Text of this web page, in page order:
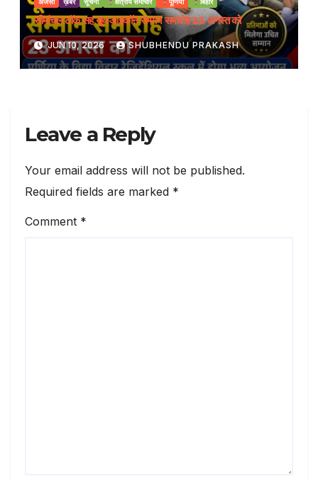
सीमांचल टॉक सह यूथ आइकॉन सम्मान समारोह 23 अगस्त को
JUN 10, 2026 SHUBHENDU PRAKASH
Leave a Reply
Your email address will not be published.
Required fields are marked *
Comment *